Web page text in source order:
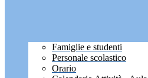
Famiglie e studenti
Personale scolastico
Orario